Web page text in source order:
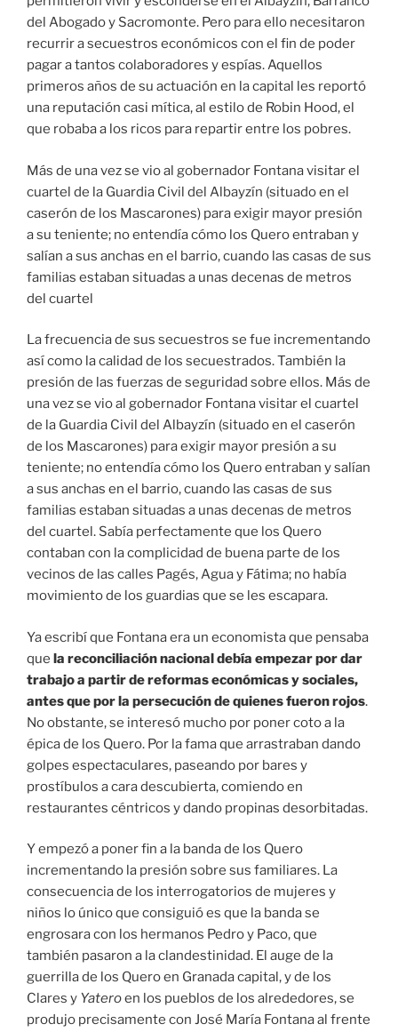
del Abogado y Sacromonte. Pero para ello necesitaron
recurrir a secuestros económicos con el fin de poder
pagar a tantos colaboradores y espías. Aquellos
primeros años de su actuación en la capital les reportó
una reputación casi mítica, al estilo de Robin Hood, el
que robaba a los ricos para repartir entre los pobres.
Más de una vez se vio al gobernador Fontana visitar el
cuartel de la Guardia Civil del Albayzín (situado en el
caserón de los Mascarones) para exigir mayor presión
a su teniente; no entendía cómo los Quero entraban y
salían a sus anchas en el barrio, cuando las casas de sus
familias estaban situadas a unas decenas de metros
del cuartel
La frecuencia de sus secuestros se fue incrementando
así como la calidad de los secuestrados. También la
presión de las fuerzas de seguridad sobre ellos. Más de
una vez se vio al gobernador Fontana visitar el cuartel
de la Guardia Civil del Albayzín (situado en el caserón
de los Mascarones) para exigir mayor presión a su
teniente; no entendía cómo los Quero entraban y salían
a sus anchas en el barrio, cuando las casas de sus
familias estaban situadas a unas decenas de metros
del cuartel. Sabía perfectamente que los Quero
contaban con la complicidad de buena parte de los
vecinos de las calles Pagés, Agua y Fátima; no había
movimiento de los guardias que se les escapara.
Ya escribí que Fontana era un economista que pensaba
que la reconciliación nacional debía empezar por dar
trabajo a partir de reformas económicas y sociales,
antes que por la persecución de quienes fueron rojos.
No obstante, se interesó mucho por poner coto a la
épica de los Quero. Por la fama que arrastraban dando
golpes espectaculares, paseando por bares y
prostíbulos a cara descubierta, comiendo en
restaurantes céntricos y dando propinas desorbitadas.
Y empezó a poner fin a la banda de los Quero
incrementando la presión sobre sus familiares. La
consecuencia de los interrogatorios de mujeres y
niños lo único que consiguió es que la banda se
engrosara con los hermanos Pedro y Paco, que
también pasaron a la clandestinidad. El auge de la
guerrilla de los Quero en Granada capital, y de los
Clares y Yateroen los pueblos de los alrededores, se
produjo precisamente con José María Fontana al frente